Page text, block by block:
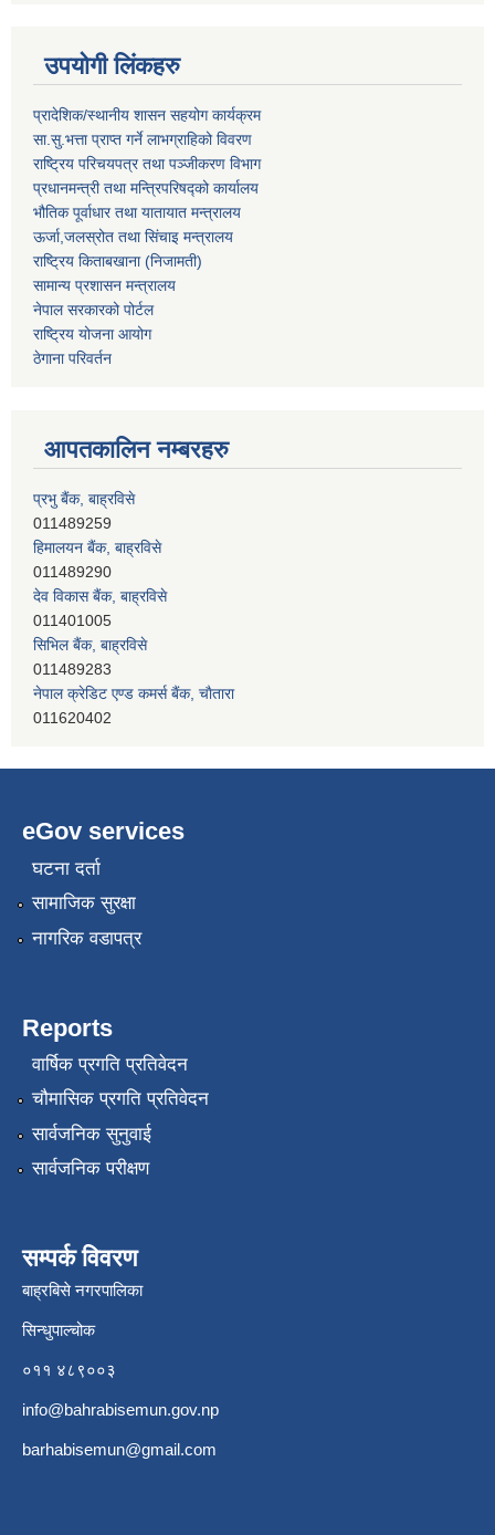
उपयोगी लिंकहरु
प्रादेशिक/स्थानीय शासन सहयोग कार्यक्रम
सा.सु.भत्ता प्राप्त गर्ने लाभग्राहिको विवरण
राष्ट्रिय परिचयपत्र तथा पञ्‍जीकरण विभाग
प्रधानमन्त्री तथा मन्त्रिपरिषद्को कार्यालय
भौतिक पूर्वाधार तथा यातायात मन्त्रालय
ऊर्जा,जलस्रोत तथा सिंचाइ मन्त्रालय
राष्ट्रिय किताबखाना (निजामती)
सामान्य प्रशासन मन्त्रालय
नेपाल सरकारको पोर्टल
राष्ट्रिय योजना आयोग
ठेगाना परिवर्तन
आपतकालिन नम्बरहरु
प्रभु बैंक, बाह्रविसे
011489259
हिमालयन बैंक, बाह्रविसे
011489290
देव विकास बैंक, बाह्रविसे
011401005
सिभिल बैंक, बाह्रविसे
011489283
नेपाल क्रेडिट एण्ड कमर्स बैंक, चाैतारा
011620402
011489259
eGov services
घटना दर्ता
सामाजिक सुरक्षा
नागरिक वडापत्र
Reports
वार्षिक प्रगति प्रतिवेदन
चौमासिक प्रगति प्रतिवेदन
सार्वजनिक सुनुवाई
सार्वजनिक परीक्षण
सम्पर्क विवरण
बाह्रबिसे नगरपालिका
सिन्धुपाल्चोक
०११ ४८९००३
info@bahrabisemun.gov.np
barhabisemun@gmail.com